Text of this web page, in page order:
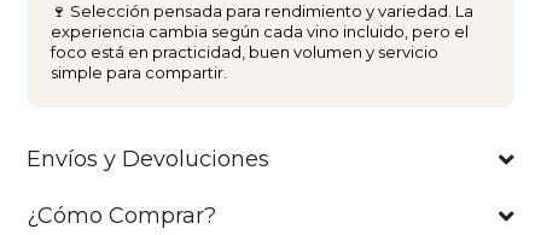
Envíos y Devoluciones
¿Cómo Comprar?
🍷 Selección pensada para rendimiento y variedad. La
experiencia cambia según cada vino incluido, pero el
foco está en practicidad, buen volumen y servicio
simple para compartir.